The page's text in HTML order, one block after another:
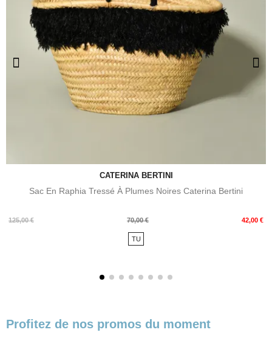
CATERINA BERTINI
Sac En Raphia Tressé À Plumes Noires Caterina Bertini
125,00 €
Prix
70,00 € 42,00 €
Prix
TU
Profitez de nos promos du moment